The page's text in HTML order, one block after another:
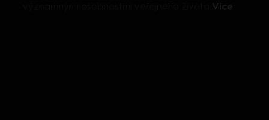
Více